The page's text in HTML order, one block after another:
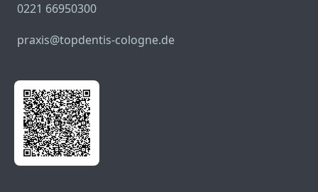
0221 66950300
praxis@topdentis-cologne.de